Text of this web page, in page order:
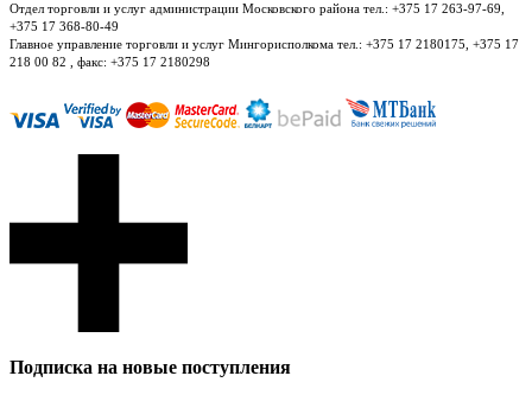
Отдел торговли и услуг администрации Московского района тел.: +375 17 263-97-69,
+375 17 368-80-49
Главное управление торговли и услуг Мингорисполкома тел.: +375 17 2180175, +375 17
218 00 82 , факс: +375 17 2180298
Подписка на новые поступления